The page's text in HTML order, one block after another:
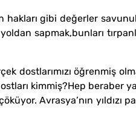
hakları gibi değerler
sapmak,bunları
dostlarımızı öğrenmiş
kimmiş?Hep beraber
Avrasya’nın yıldızı